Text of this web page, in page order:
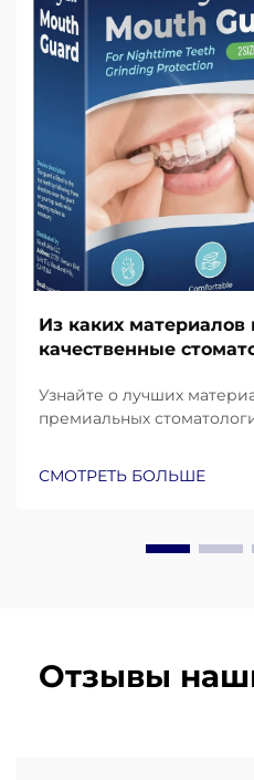
Из каких материалов
качественные
Узнайте о лучших
премиальных
улучшают
СМОТРЕТЬ БОЛЬШЕ
Отзывы